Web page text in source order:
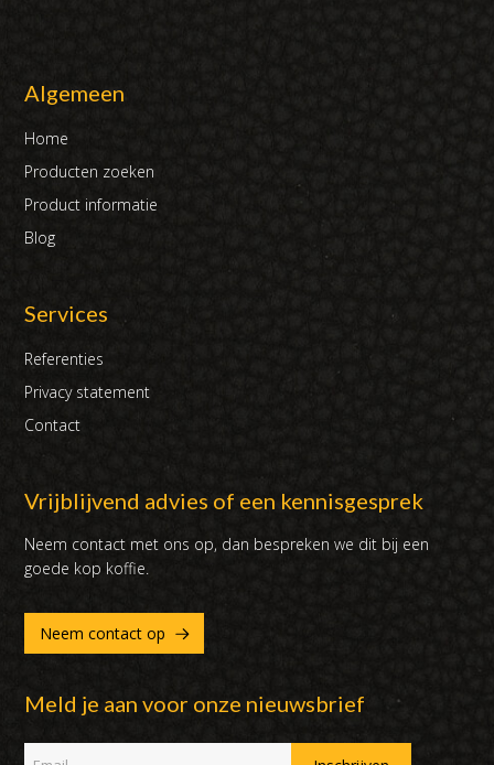
Algemeen
Home
Producten zoeken
Product informatie
Blog
Services
Referenties
Privacy statement
Contact
Vrijblijvend advies of een kennisgesprek
Neem contact met ons op, dan bespreken we dit bij een
goede kop koffie.
Neem contact op
Meld je aan voor onze nieuwsbrief